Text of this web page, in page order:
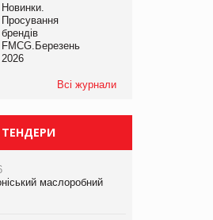
Новинки.
Просування
брендів
FMCG.Березень
2026
Всі журнали
ТЕНДЕРИ
маслоробний